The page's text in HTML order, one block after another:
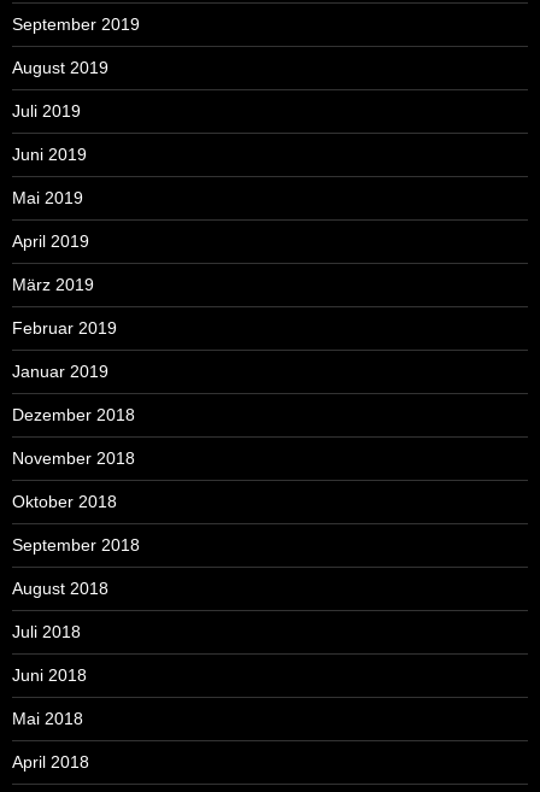
September 2019
August 2019
Juli 2019
Juni 2019
Mai 2019
April 2019
März 2019
Februar 2019
Januar 2019
Dezember 2018
November 2018
Oktober 2018
September 2018
August 2018
Juli 2018
Juni 2018
Mai 2018
April 2018